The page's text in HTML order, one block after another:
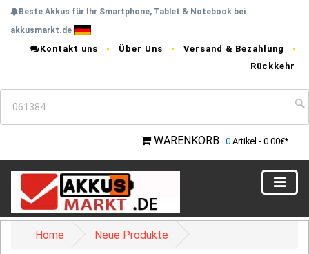
Beste Akkus für Ihr Smartphone, Tablet & Notebook bei
akkusmarkt.de
Kontakt uns Über Uns
Versand & Bezahlung
Rückkehr
WARENKORB 0 Artikel - 0.00€*
Home Neue Produkte